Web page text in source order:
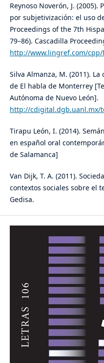
Reynoso Noverón, J.
por subjetivización: el uso
Proceedings of the 7th
79–86). Cascadilla
http://www.lingref.com/
Silva Almanza, M. (2011).
de El habla de Monterrey
Autónoma de Nuevo León].
http://cdigital.dgb.uanl.mx/
Tirapu León, I. (2014).
en español oral
de Salamanca]
Van Dijk, T. A. (2011).
contextos sociales sobre el
Gedisa.